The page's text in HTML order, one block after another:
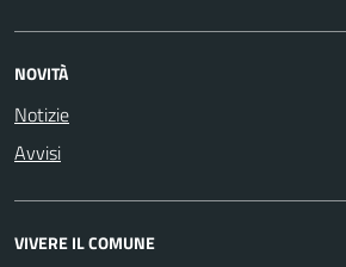
NOVITÀ
Notizie
Avvisi
VIVERE IL COMUNE